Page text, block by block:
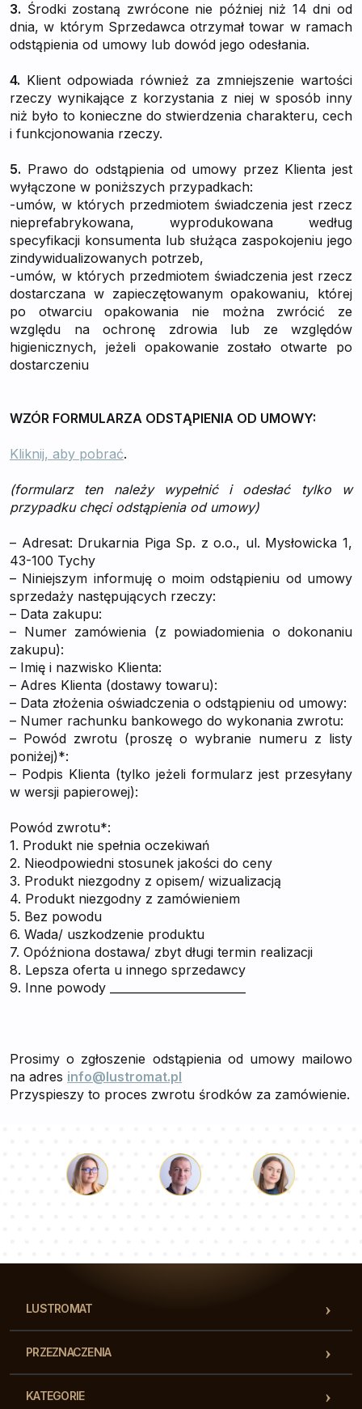
3. Środki zostaną zwrócone nie później niż 14 dni od
dnia, w którym Sprzedawca otrzymał towar w ramach
odstąpienia od umowy lub dowód jego odesłania.
4. Klient odpowiada również za zmniejszenie wartości
rzeczy wynikające z korzystania z niej w sposób inny
niż było to konieczne do stwierdzenia charakteru, cech
i funkcjonowania rzeczy.
5. Prawo do odstąpienia od umowy przez Klienta jest
wyłączone w poniższych przypadkach:
-umów, w których przedmiotem świadczenia jest rzecz
nieprefabrykowana, wyprodukowana według
specyfikacji konsumenta lub służąca zaspokojeniu jego
zindywidualizowanych potrzeb,
-umów, w których przedmiotem świadczenia jest rzecz
dostarczana w zapieczętowanym opakowaniu, której
po otwarciu opakowania nie można zwrócić ze
względu na ochronę zdrowia lub ze względów
higienicznych, jeżeli opakowanie zostało otwarte po
dostarczeniu
WZÓR FORMULARZA ODSTĄPIENIA OD UMOWY:
Kliknij, aby pobrać.
(formularz ten należy wypełnić i odesłać tylko w
przypadku chęci odstąpienia od umowy)
– Adresat: Drukarnia Piga Sp. z o.o., ul. Mysłowicka 1,
43-100 Tychy
– Niniejszym informuję o moim odstąpieniu od umowy
sprzedaży następujących rzeczy:
– Data zakupu:
– Numer zamówienia (z powiadomienia o dokonaniu
zakupu):
– Imię i nazwisko Klienta:
– Adres Klienta (dostawy towaru):
– Data złożenia oświadczenia o odstąpieniu od umowy:
– Numer rachunku bankowego do wykonania zwrotu:
– Powód zwrotu (proszę o wybranie numeru z listy
poniżej)*:
– Podpis Klienta (tylko jeżeli formularz jest przesyłany
w wersji papierowej):
Powód zwrotu*:
1. Produkt nie spełnia oczekiwań
2. Nieodpowiedni stosunek jakości do ceny
3. Produkt niezgodny z opisem/ wizualizacją
4. Produkt niezgodny z zamówieniem
5. Bez powodu
6. Wada/ uszkodzenie produktu
7. Opóźniona dostawa/ zbyt długi termin realizacji
8. Lepsza oferta u innego sprzedawcy
9. Inne powody ________________________
Prosimy o zgłoszenie odstąpienia od umowy mailowo
na adres info@lustromat.pl
Przyspieszy to proces zwrotu środków za zamówienie.
LUSTROMAT
PRZEZNACZENIA
KATEGORIE